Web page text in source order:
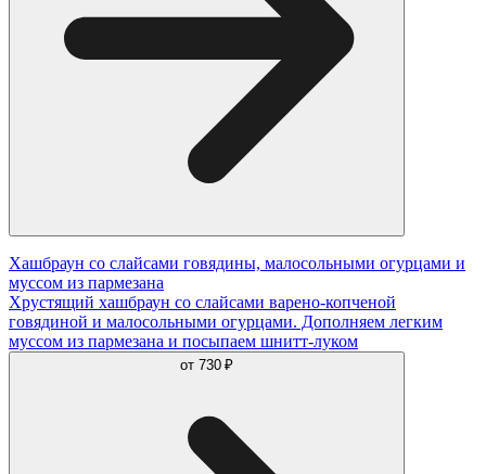
Хашбраун со слайсами говядины, малосольными огурцами и
муссом из пармезана
Хрустящий хашбраун со слайсами варено-копченой
говядиной и малосольными огурцами. Дополняем легким
муссом из пармезана и посыпаем шнитт-луком
от 730 ₽